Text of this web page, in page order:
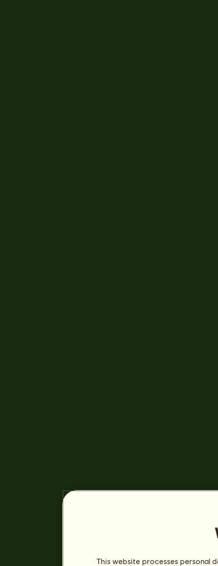
This website processes personal